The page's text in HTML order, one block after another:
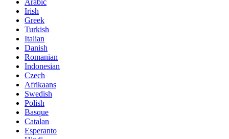
Arabic
Irish
Greek
Turkish
Italian
Danish
Romanian
Indonesian
Czech
Afrikaans
Swedish
Polish
Basque
Catalan
Esperanto